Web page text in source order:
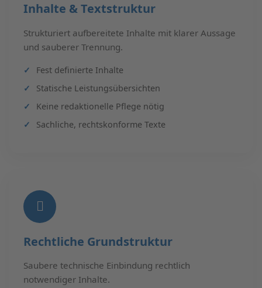
Inhalte & Textstruktur
Strukturiert aufbereitete Inhalte mit klarer Aussage
und sauberer Trennung.
Fest definierte Inhalte
Statische Leistungsübersichten
Keine redaktionelle Pflege nötig
Sachliche, rechtskonforme Texte
Rechtliche Grundstruktur
Saubere technische Einbindung rechtlich
notwendiger Inhalte.